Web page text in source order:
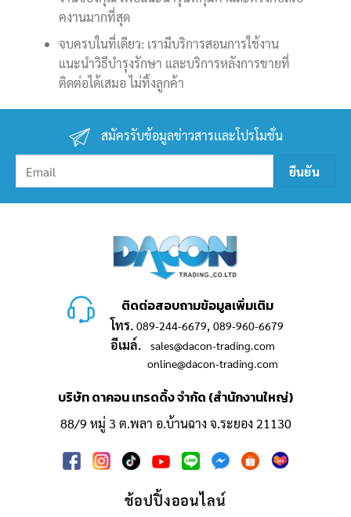
คงานมากที่สุด
จบครบในที่เดียว: เรามีบริการสอนการใช้งาน
แนะนำวิธีบำรุงรักษา และบริการหลังการขายที่
ติดต่อได้เสมอ ไม่ทิ้งลูกค้า
สมัครรับข้อมูลข่าวสารเเละโปรโมชั่น
ติดต่อสอบถามข้อมูลเพิ่มเติม
โทร. 089-244-6679, 089-960-6679
อีเมล์.
sales@dacon-trading.com
online@dacon-trading.com
บริษัท ดาคอน เทรดดิ้ง จำกัด (สำนักงานใหญ่)
88/9 หมู่ 3 ต.พลา อ.บ้านฉาง จ.ระยอง 21130
ช้อปปิ้งออนไลน์